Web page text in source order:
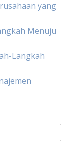
yang
Menuju
Langkah